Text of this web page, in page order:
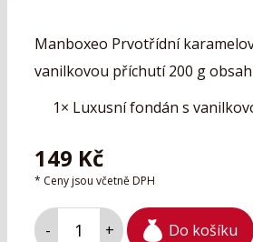
Manboxeo Prvotřídní
vanilkovou příchutí 200 g
1× Luxusní fondán s
149 Kč
* Ceny jsou včetně DPH
- + Do košíku